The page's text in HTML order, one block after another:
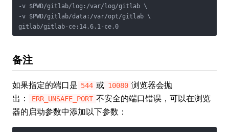
-v $PWD/gitlab/log:/var/log/gitlab \
-v $PWD/gitlab/data:/var/opt/gitlab \
gitlab/gitlab-ce:14.6.1-ce.0
备注
如果指定的端口是 544 或 10080 浏览器会抛
出：
ERR_UNSAFE_PORT 不安全的端口错误，可以在浏览
器的启动参数中添加以下参数：